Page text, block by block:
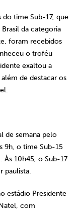
do time Sub-17, que
da categoria
foram recebidos
o troféu
exaltou a
de destacar os
de semana pelo
9h, o time Sub-15
Às 10h45, o Sub-17
paulista.
estádio Presidente
com